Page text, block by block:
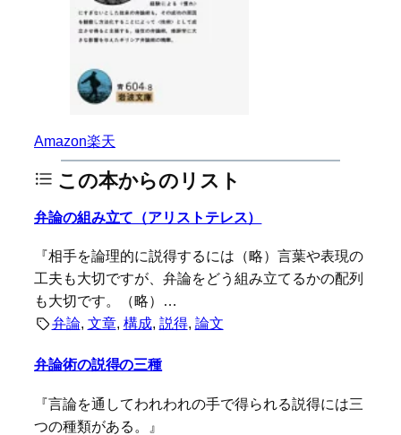
Amazon楽天
この本からのリスト
弁論の組み立て（アリストテレス）
『相手を論理的に説得するには（略）言葉や表現の
工夫も大切ですが、弁論をどう組み立てるかの配列
も大切です。（略）…
弁論, 文章, 構成, 説得, 論文
弁論術の説得の三種
『言論を通してわれわれの手で得られる説得には三
つの種類がある。』